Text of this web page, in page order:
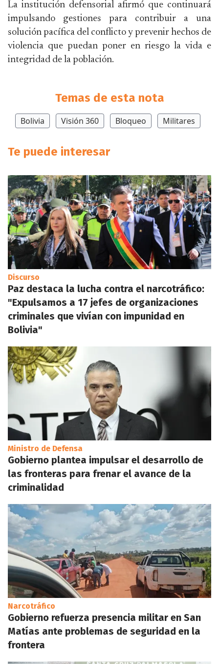
La institución defensorial afirmó que continuará
impulsando gestiones para contribuir a una
solución pacífica del conflicto y prevenir hechos de
violencia que puedan poner en riesgo la vida e
integridad de la población.
Temas de esta nota
Bolivia Visión 360 Bloqueo Militares
Te puede interesar
Discurso
Paz destaca la lucha contra el narcotráfico:
"Expulsamos a 17 jefes de organizaciones
criminales que vivían con impunidad en
Bolivia"
Ministro de Defensa
Gobierno plantea impulsar el desarrollo de
las fronteras para frenar el avance de la
criminalidad
Narcotráfico
Gobierno refuerza presencia militar en San
Matías ante problemas de seguridad en la
frontera